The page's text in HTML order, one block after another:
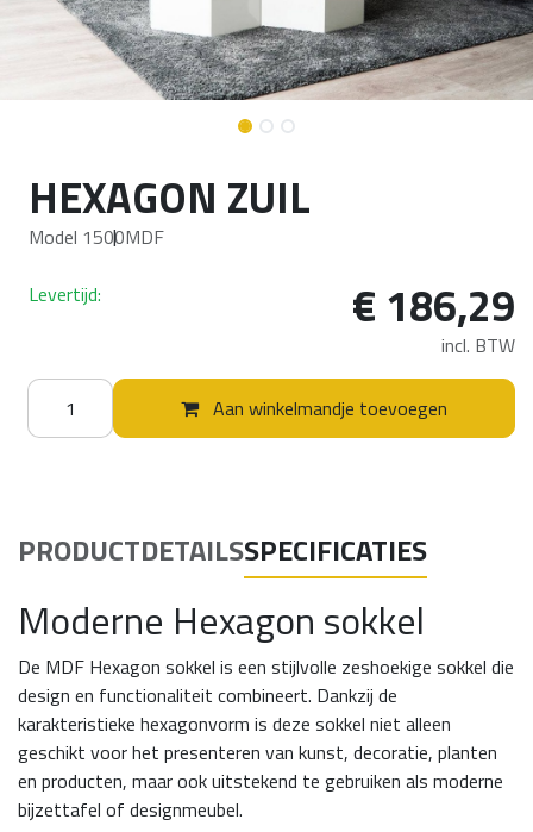
HEXAGON ZUIL
Model 1500MDF
Aan winkelmandje toevoegen
Levertijd: € 186,29
incl. BTW
PRODUCTDETAILSSPECIFICATIES
Moderne Hexagon sokkel
De MDF Hexagon sokkel is een stijlvolle zeshoekige sokkel die
design en functionaliteit combineert. Dankzij de
karakteristieke hexagonvorm is deze sokkel niet alleen
geschikt voor het presenteren van kunst, decoratie, planten
en producten, maar ook uitstekend te gebruiken als moderne
bijzettafel of designmeubel.